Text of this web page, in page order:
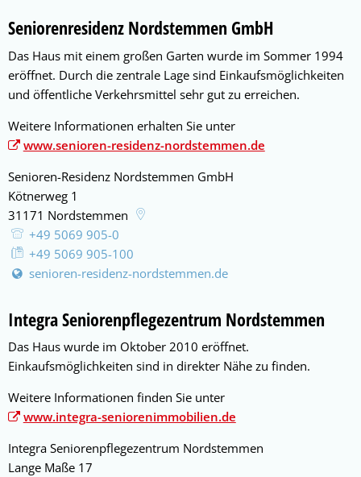
Seniorenresidenz Nordstemmen GmbH
Das Haus mit einem großen Garten wurde im Sommer 1994
eröffnet. Durch die zentrale Lage sind Einkaufsmöglichkeiten
und öffentliche Verkehrsmittel sehr gut zu erreichen.
Weitere Informationen erhalten Sie unter
www.senioren-residenz-nordstemmen.de
Senioren-Residenz Nordstemmen GmbH
Kötnerweg 1
31171 Nordstemmen
+49 5069 905-0
+49 5069 905-100
senioren-residenz-nordstemmen.de
Integra Seniorenpflegezentrum Nordstemmen
Das Haus wurde im Oktober 2010 eröffnet.
Einkaufsmöglichkeiten sind in direkter Nähe zu finden.
Weitere Informationen finden Sie unter
www.integra-seniorenimmobilien.de
Integra Seniorenpflegezentrum Nordstemmen
Lange Maße 17